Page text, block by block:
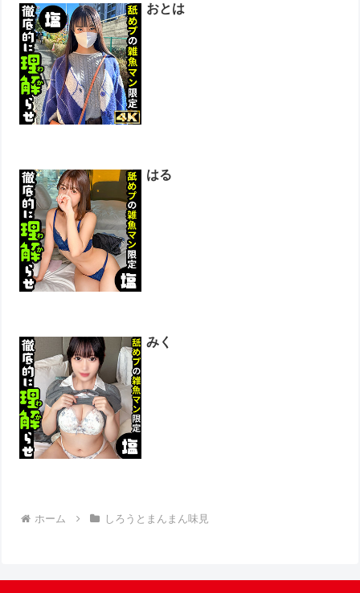
おとは
はる
みく
ホーム しろうとまんまん味見